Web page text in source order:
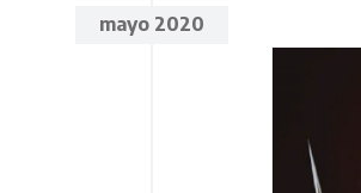
mayo 2020